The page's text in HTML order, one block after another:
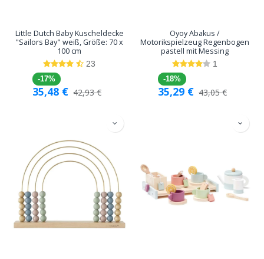
Little Dutch Baby Kuscheldecke
"Sailors Bay" weiß, Größe: 70 x
100 cm
23
-17%
35,48 € 42,93€
Oyoy Abakus /
Motorikspielzeug Regenbogen
pastell mit Messing
1
-18%
35,29 € 43,05€